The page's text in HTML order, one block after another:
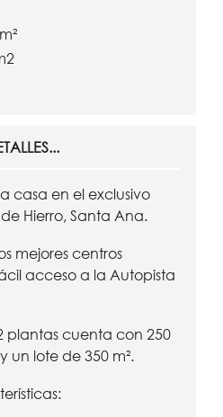
casa en el exclusivo
Hierro, Santa Ana.
mejores centros
acceso a la Autopista
plantas cuenta con 250
un lote de 350 m².